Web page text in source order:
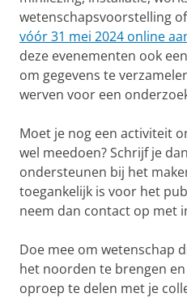
wetenschapsvoorstelling
vóór 31 mei 2024 online
deze evenementen ook
om gegevens te
werven voor een
Moet je nog een activiteit
wel meedoen? Schrijf je
ondersteunen bij het
toegankelijk is voor het
neem dan contact op met
Doe mee om wetenschap
het noorden te brengen
oproep te delen met je